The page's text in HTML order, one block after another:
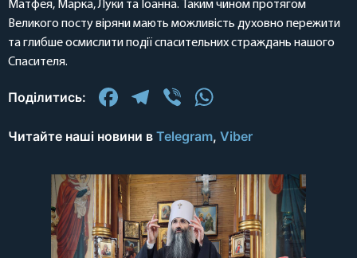
Матфея, Марка, Луки та Іоанна. Таким чином протягом
Великого посту віряни мають можливість духовно пережити
та глибше осмислити події спасительних страждань нашого
Спасителя.
Поділитись: Facebook
Telegram
Viber
Читайте наші новини в Telegram, Viber